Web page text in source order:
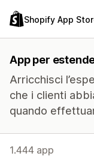
Shopify App
App per
Arricchisci
che i clienti
quando
1.444 app